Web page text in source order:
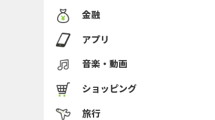
金融
アプリ
音楽・動画
ショッピング
旅行